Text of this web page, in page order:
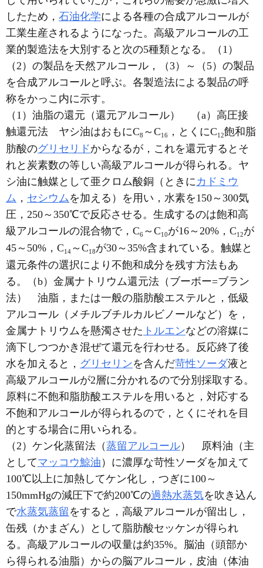
したため， 石油化学による各種の合成アルコールが
工業生産されるようになった。高級アルコールの工
業的製造法を大別すると次の5種類となる。（1）
（2）の製品を天然アルコール，（3）～（5）の製品
を合成アルコールと呼ぶ。各製造法による製品の呼
称をかっこ内に示す。
（1）油脂の還元（還元アルコール） （a）高圧接
触還元法 ヤシ油はおもにC8 ～C16 ，とくにC12飽和脂
肪酸のグリセリドからなるが，これを還元するとそ
れと炭素数の等しい高級アルコールが得られる。ヤ
シ油に触媒として亜クロム酸銅（ときにカドミウ
ム ， セシウムを加える）を用い，水素を150～300気
圧，250～350℃で反応させる。生成するのは飽和高
級アルコールの混合物で，C6 ～C10が16～20%，C12が
45～50%，C14 ～C18が30～35%含まれている。触媒と
還元条件の選択により不飽和成分を残す方法もあ
る。（b）金属ナトリウム還元法（ブーボー=ブラン
法） 油脂，または一般の脂肪酸エステルと，低級
アルコール（メチルブチルカルビノールなど）を，
金属ナトリウムを懸濁させた トルエンなどの溶媒に
滴下しつつかき混ぜて還元を行わせる。反応終了後
水を加えると， グリセリンを含んだ苛性ソーダ液と
高級アルコールが2層に分かれるので分別採取する。
原料に不飽和脂肪酸エステルを用いると，対応する
不飽和アルコールが得られるので，とくにそれを目
的とする場合に用いられる。
（2）ケン化蒸留法（蒸留アルコール） 原料油（主
としてマッコウ鯨油 ）に濃厚な苛性ソーダを加えて
100℃以上に加熱してケン化し，つぎに100～
150mmHgの減圧下で約200℃の過熱水蒸気を吹き込ん
で水蒸気蒸留 をすると，高級アルコールが留出し，
缶残（かまざん）として脂肪酸セッケンが得られ
る。高級アルコールの収量は約35%。脳油（頭部か
ら得られる油脂）からの脳アルコール，皮油（体油